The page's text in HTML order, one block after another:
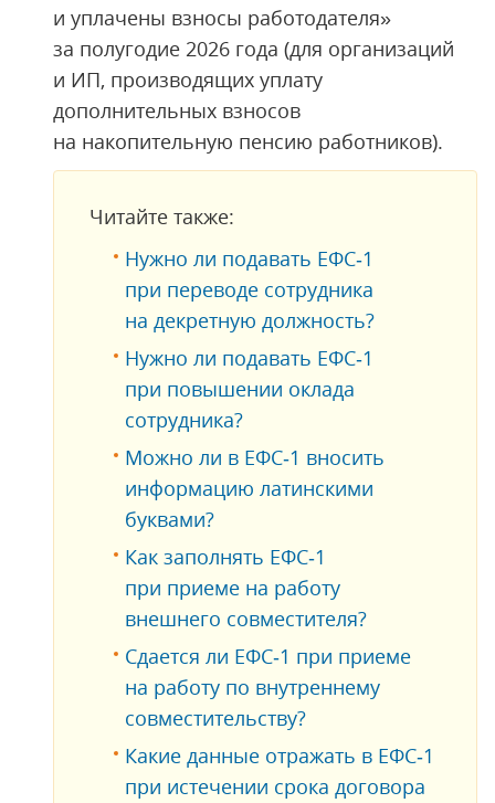
и уплачены взносы работодателя»
за полугодие 2026 года (для организаций
и ИП, производящих уплату
дополнительных взносов
на накопительную пенсию работников).
Читайте также:
Нужно ли подавать ЕФС‑1
при переводе сотрудника
на декретную должность?
Нужно ли подавать ЕФС‑1
при повышении оклада
сотрудника?
Можно ли в ЕФС‑1 вносить
информацию латинскими
буквами?
Как заполнять ЕФС‑1
при приеме на работу
внешнего совместителя?
Сдается ли ЕФС‑1 при приеме
на работу по внутреннему
совместительству?
Какие данные отражать в ЕФС‑1
при истечении срока договора